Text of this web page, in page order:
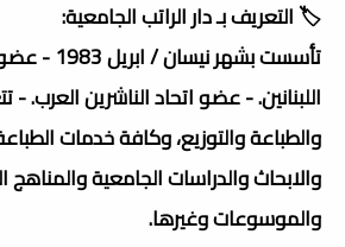
🏷️ التعريف بـ دار الراتب الجامعية:
تأسست بشهر
اللبنانين. - عضو اتحاد الناشرين العرب. -
والطباعة والتوزيع، وكافة خدمات
والابحاث والدراسات الجامعية
والموسوعات وغيرها.